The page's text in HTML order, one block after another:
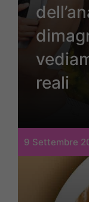
reali
9 Settembre